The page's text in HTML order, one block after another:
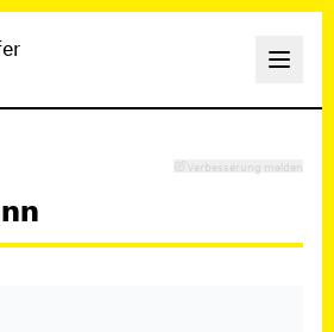
Verbesserung melden